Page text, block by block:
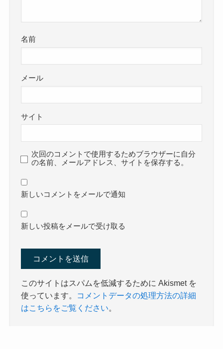
名前
メール
サイト
次回のコメントで使用するためブラウザーに自分
の名前、メールアドレス、サイトを保存する。
新しいコメントをメールで通知
新しい投稿をメールで受け取る
このサイトはスパムを低減するために Akismet を
使っています。
コメントデータの処理方法の詳細
はこちらをご覧ください。